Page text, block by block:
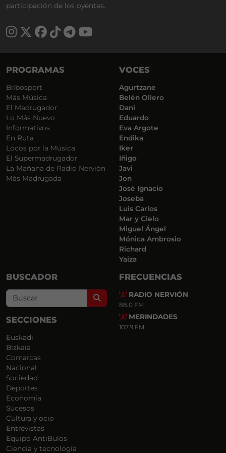
participación de los oyentes.
PROGRAMAS
Bilbosport
Más Música
El Madrugador
Lo Más Nuevo
Informativos
En Ruta
Locos por la Música
El Supermadrugador
La Mañana de Radio Nervión
Más Madrugada
VOCES
Agurtzane
Belén Ollero
Dani
Eduardo
Eva Argote
Endika
Iker
Iñigo
Javi
Jon
José Ignacio
Joseba
Luis Carlos
Mar y Cielo
Miguel Ángel
Mónica Ambrosio
Richard
Yaiza
BUSCADOR
Search
SECCIONES
Euskadi
Bizkaia
Comarcas
Nacional
Sociedad
Deportes
Economía
Sucesos
Cultura y ocio
Entrevistas
Equipo AntiBulos
Ciencia y tecnología
FRECUENCIAS
RADIO NERVIÓN
88.0 FM
MERINDADES
107.9 FM